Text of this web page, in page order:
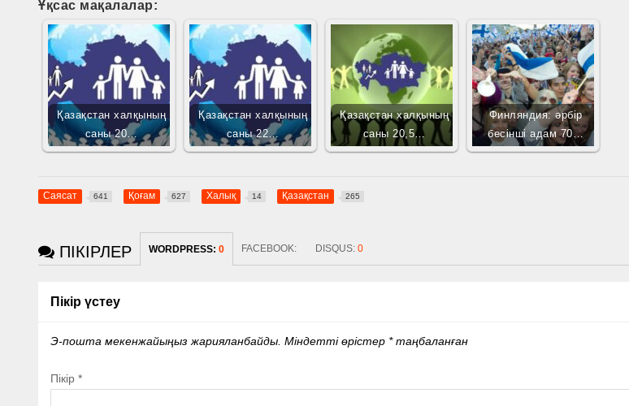
Ұқсас мақалалар:
Қазақстан халқының
саны 20…
Қазақстан халқының
саны 22…
Қазақстан халқының
саны 20,5…
Финляндия: әрбір
бесінші адам 70…
Саясат 641 Қоғам 627 Халық 14 Қазақстан 265
ПІКІРЛЕР WORDPRESS:0 FACEBOOK: DISQUS:0
Пікір үстеу
Э-пошта мекенжайыңыз жарияланбайды.Міндетті өрістер *таңбаланған
Пікір*